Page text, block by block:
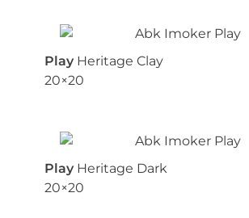
Play Heritage Clay
20×20
Play Heritage Dark
20×20